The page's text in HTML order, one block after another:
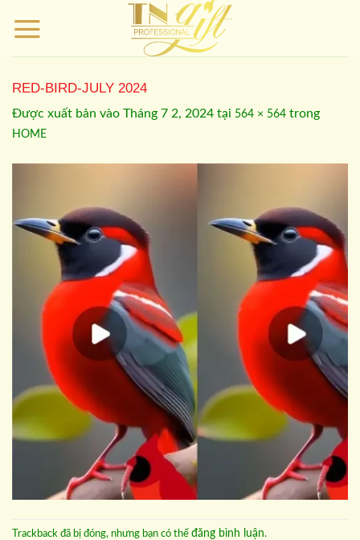
qua
RED-BIRD-JULY 2024
Được xuất bản vào Tháng 7 2, 2024 tại 564 × 564 trong
HOME
Trackback đã bị đóng, nhưng bạn có thể đăng bình luận.